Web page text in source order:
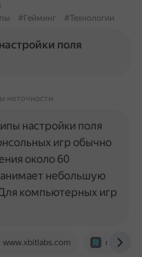
#Гейминг #Технологии
поля
неточности
www.xbitlabs.com rutab.net
настройки поля
игр обычно
около 60
небольшую
компьютерных игр